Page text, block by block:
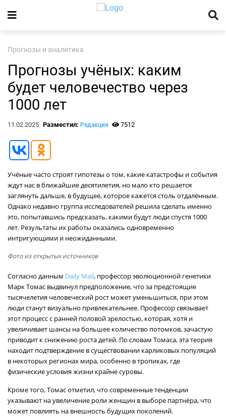
Прогнозы и аналитика
Прогнозы учёных: каким
будет человечество через
1000 лет
11.02.2025 Разместил: Редакция 7512
Учёные часто строят гипотезы о том, какие катастрофы и события
ждут нас в ближайшие десятилетия, но мало кто решается
заглянуть дальше, в будущее, которое кажется столь отдалённым.
Однако недавно группа исследователей решила сделать именно
это, попытавшись предсказать, какими будут люди спустя 1000
лет. Результаты их работы оказались одновременно
интригующими и неожиданными.
Фото из открытых источников
Согласно данным Daily Mail, профессор эволюционной генетики
Марк Томас выдвинул предположение, что за предстоящие
тысячелетия человеческий рост может уменьшиться, при этом
люди станут визуально привлекательнее. Профессор связывает
этот процесс с ранней половой зрелостью, которая, хотя и
увеличивает шансы на большее количество потомков, зачастую
приводит к снижению роста детей. По словам Томаса, эта теория
находит подтверждение в существовании карликовых популяций
в некоторых регионах мира, особенно в тропиках, где
физические условия жизни крайне суровы.
Кроме того, Томас отметил, что современные тенденции
указывают на увеличение роли женщин в выборе партнёра, что
может повлиять на внешность будущих поколений.